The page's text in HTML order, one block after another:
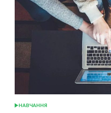
ОПУБЛІКУВАТИ
НАВЧАННЯ